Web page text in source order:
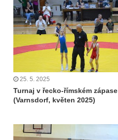
25. 5. 2025
Turnaj v řecko-římském zápase
(Varnsdorf, květen 2025)